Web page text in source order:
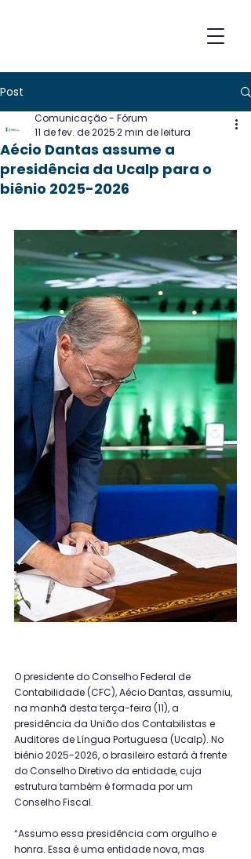
Post
Aécio Dantas assume a
presidência da Ucalp para o
biênio 2025-2026
Comunicação - Fórum
11 de fev. de 20252 min de leitura
O presidente do Conselho Federal de
Contabilidade (CFC), Aécio Dantas, assumiu,
na manhã desta terça-feira (11), a
presidência da União dos Contabilistas e
Auditores de Língua Portuguesa (Ucalp). No
biênio 2025-2026, o brasileiro estará à frente
do Conselho Diretivo da entidade, cuja
estrutura também é formada por um
Conselho Fiscal.
“Assumo essa presidência com orgulho e
honra. Essa é uma entidade nova, mas